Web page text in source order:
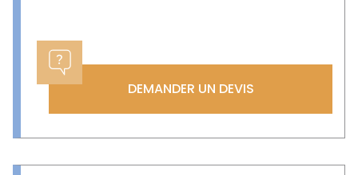
DEMANDER UN DEVIS